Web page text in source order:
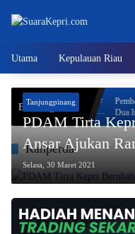
Utama Kepulauan Riau
Breaking News
Program
Dua
Ranperda
Tanjungpinang
PDAM Tirta
Ansar Ajukan
Selasa, 30 Maret 2021